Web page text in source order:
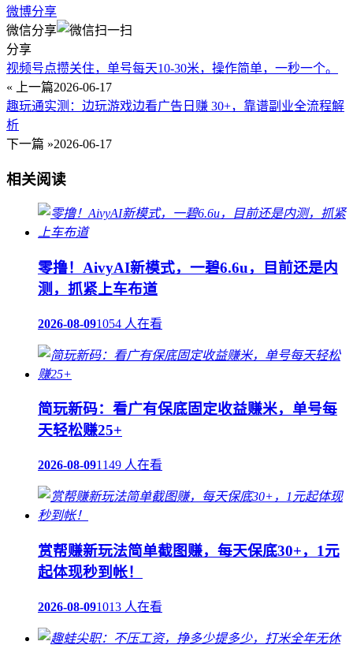
微博分享
微信分享
分享
视频号点攒关住，单号每天10-30米，操作简单，一秒一个。
« 上一篇2026-06-17
趣玩通实测：边玩游戏边看广告日赚 30+，靠谱副业全流程解
析
下一篇 »2026-06-17
相关阅读
零撸！AivyAI新模式，一碧6.6u，目前还是内
测，抓紧上车布道
2026-08-091054 人在看
简玩新码：看广有保底固定收益赚米，单号每
天轻松赚25+
2026-08-091149 人在看
赏帮赚新玩法简单截图赚，每天保底30+，1元
起体现秒到帐！
2026-08-091013 人在看